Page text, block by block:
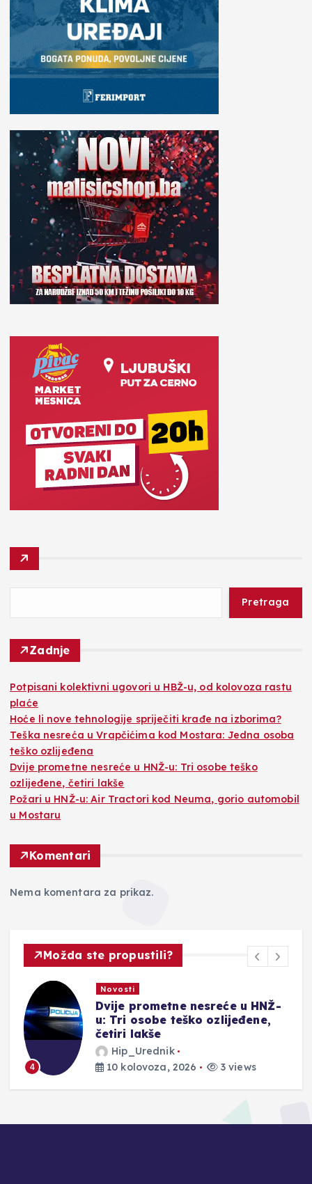
Pretraga
Zadnje
Potpisani kolektivni ugovori u HBŽ-u, od kolovoza rastu
plaće
Hoće li nove tehnologije spriječiti krađe na izborima?
Teška nesreća u Vrapčićima kod Mostara: Jedna osoba
teško ozlijeđena
Dvije prometne nesreće u HNŽ-u: Tri osobe teško
ozlijeđene, četiri lakše
Požari u HNŽ-u: Air Tractori kod Neuma, gorio automobil
u Mostaru
Komentari
Nema komentara za prikaz.
Možda ste propustili?
4
Novosti
Dvije prometne nesreće u HNŽ-
u: Tri osobe teško ozlijeđene,
četiri lakše
Hip_Urednik
10 kolovoza, 2026
3 views